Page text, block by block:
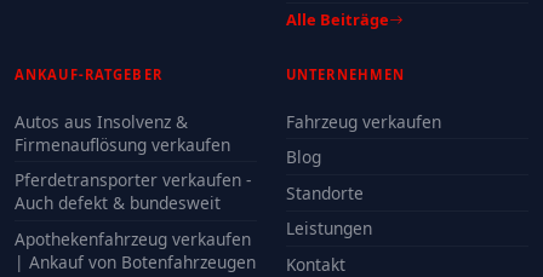
Alle Beiträge
ANKAUF-RATGEBER
Autos aus Insolvenz &
Firmenauflösung verkaufen
Pferdetransporter verkaufen -
Auch defekt & bundesweit
Apothekenfahrzeug verkaufen
| Ankauf von Botenfahrzeugen
UNTERNEHMEN
Fahrzeug verkaufen
Blog
Standorte
Leistungen
Kontakt